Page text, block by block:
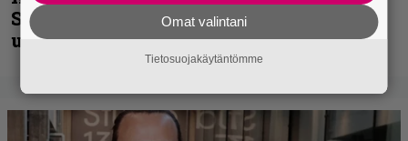
Shining hyppäsi keskelle kinoksia
uudella videollaan
Omat valintani
Tietosuojakäytäntömme